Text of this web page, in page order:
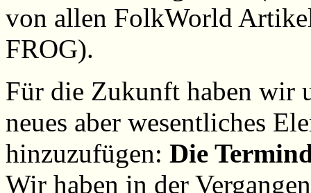
von allen FolkWorld
FROG).
Für die Zukunft haben wir
neues aber wesentliches
hinzuzufügen: Die
Wir haben in der